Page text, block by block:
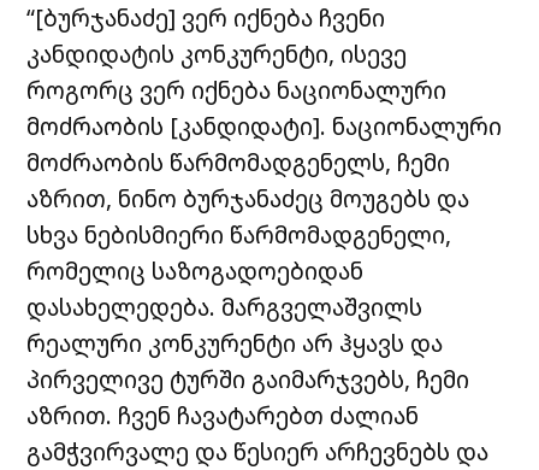
“[ბურჯანაძე] ვერ იქნება ჩვენი
კანდიდატის კონკურენტი, ისევე
როგორც ვერ იქნება ნაციონალური
მოძრაობის [კანდიდატი]. ნაციონალური
მოძრაობის წარმომადგენელს, ჩემი
აზრით, ნინო ბურჯანაძეც მოუგებს და
სხვა ნებისმიერი წარმომადგენელი,
რომელიც საზოგადოებიდან
დასახელედება. მარგველაშვილს
რეალური კონკურენტი არ ჰყავს და
პირველივე ტურში გაიმარჯვებს, ჩემი
აზრით. ჩვენ ჩავატარებთ ძალიან
გამჭვირვალე და წესიერ არჩევნებს და